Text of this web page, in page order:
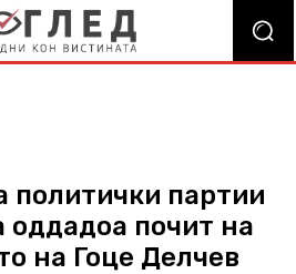
политички партии
оддадоа почит на
на Гоце Делчев